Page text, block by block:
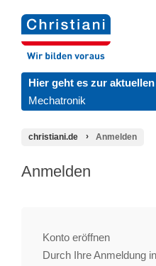
Hier geht es zur
Mechatronik
christiani.de Anmelden
Anmelden
Konto eröffnen
Durch Ihre Anmeldung